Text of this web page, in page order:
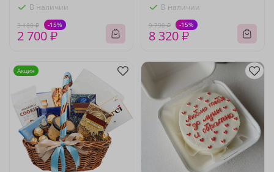
В наличии
3 180 ₽ -15%
2 700 ₽
В наличии
9 790 ₽ -15%
8 320 ₽
Акция